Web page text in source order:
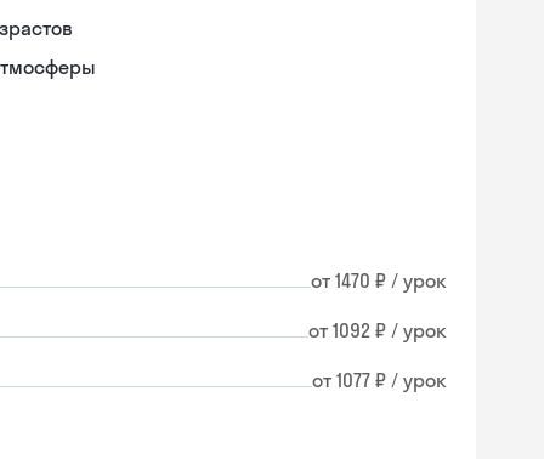
от 1470 ₽ / урок
от 1092 ₽ / урок
от 1077 ₽ / урок